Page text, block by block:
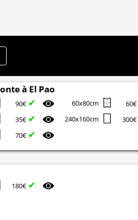
à El Pao
90€ ✔ 60x80cm 60€
35€ ✔ 240x160cm 300€
70€ ✔
180€ ✔